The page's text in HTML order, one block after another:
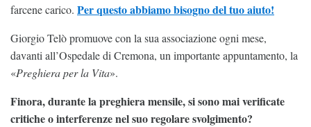
farcene carico. Per questo abbiamo bisogno del tuo aiuto!
Giorgio Telò promuove con la sua associazione ogni mese,
davanti all’Ospedale di Cremona, un importante appuntamento, la
«Preghiera per la Vita».
Finora, durante la preghiera mensile, si sono mai verificate
critiche o interferenze nel suo regolare svolgimento?